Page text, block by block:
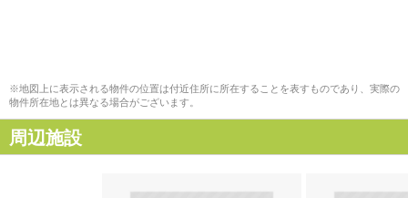
※地図上に表示される物件の位置は付近住所に所在することを表すものであり、実際の
物件所在地とは異なる場合がございます。
周辺施設